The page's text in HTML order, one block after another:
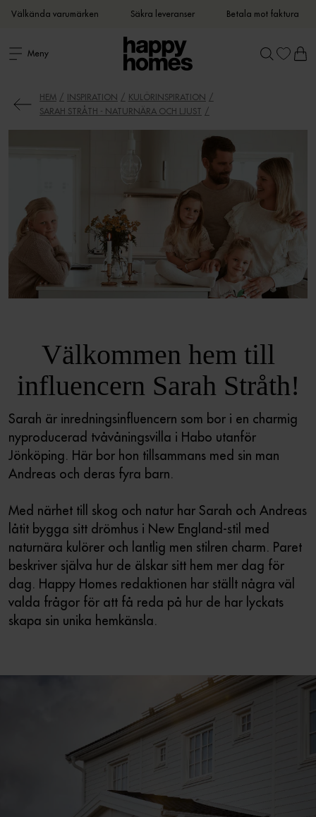
Välkända varumärken Säkra leveranser Betala mot faktura
Meny
HEM INSPIRATION
KULÖRINSPIRATION
SARAH STRÅTH - NATURNÄRA OCH LJUST
Välkommen hem till
influencern Sarah Stråth!
Sarah är inredningsinfluencern som bor i en charmig
nyproducerad tvåvåningsvilla i Habo utanför
Jönköping. Här bor hon tillsammans med sin man
Andreas och deras fyra barn.
Med närhet till skog och natur har Sarah och Andreas
låtit bygga sitt drömhus i New England-stil med
naturnära kulörer och lantlig men stilren charm. Paret
beskriver själva hur de älskar sitt hem mer dag för
dag. Happy Homes redaktionen har ställt några väl
valda frågor för att få reda på hur de har lyckats
skapa sin unika hemkänsla.